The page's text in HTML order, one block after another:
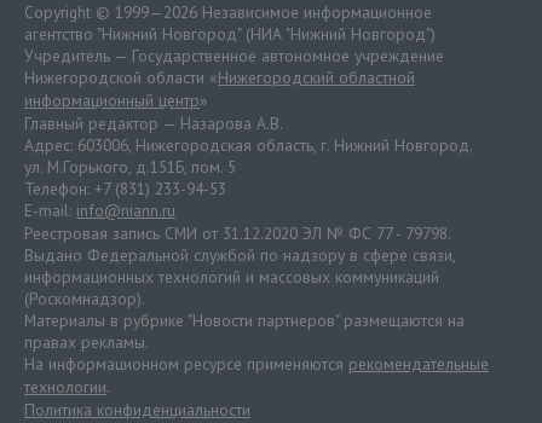
Copyright © 1999—2026 Независимое информационное
агентство "Нижний Новгород" (НИА "Нижний Новгород")
Учредитель — Государственное автономное учреждение
Нижегородской области «Нижегородский областной
информационный центр»
Главный редактор — Назарова А.В.
Адрес: 603006, Нижегородская область, г. Нижний Новгород.
ул. М.Горького, д.151Б, пом. 5
Телефон: +7 (831) 233-94-53
E-mail: info@niann.ru
Реестровая запись СМИ от 31.12.2020 ЭЛ № ФС 77 - 79798.
Выдано Федеральной службой по надзору в сфере связи,
информационных технологий и массовых коммуникаций
(Роскомнадзор).
Материалы в рубрике "Новости партнеров" размещаются на
правах рекламы.
На информационном ресурсе применяются рекомендательные
технологии.
Политика конфиденциальности